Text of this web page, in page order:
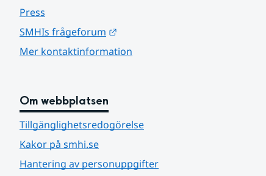
Press
SMHIs frågeforum
Mer kontaktinformation
Om webbplatsen
Tillgänglighetsredogörelse
Kakor på smhi.se
Hantering av personuppgifter